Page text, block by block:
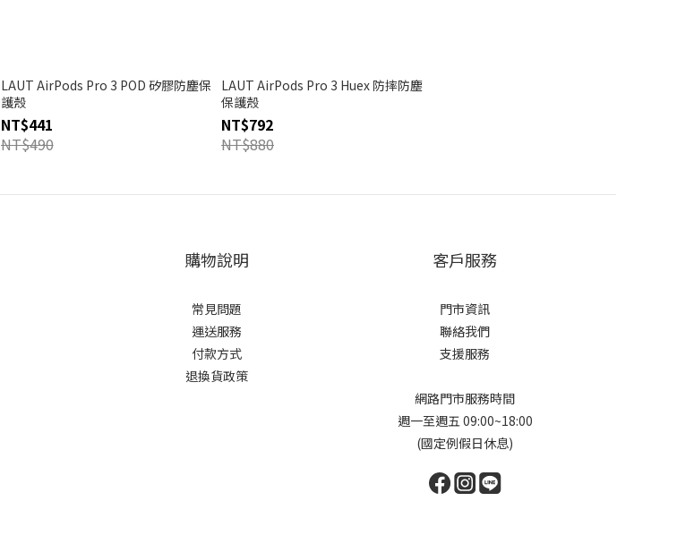
LAUT AirPods Pro 3 POD 矽膠防塵保
護殼
NT$441
NT$490
LAUT AirPods Pro 3 Huex 防摔防塵
保護殼
NT$792
NT$880
購物說明
常見問題
運送服務
付款方式
退換貨政策
客戶服務
門市資訊
聯絡我們
支援服務
網路門市服務時間
週一至週五 09:00~18:00
(國定例假日休息)